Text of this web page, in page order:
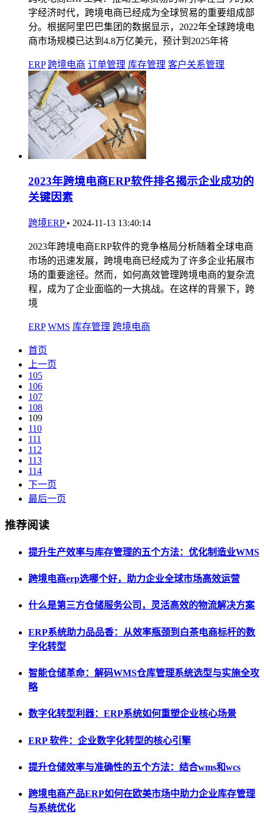
字经济时代，跨境电商已经成为全球贸易的重要组成部
分。根据阿里巴巴集团的数据显示，2022年全球跨境电
商市场规模已达到4.8万亿美元，预计到2025年将
ERP 跨境电商 订单管理 库存管理 客户关系管理
2023年跨境电商ERP软件排名揭示企业成功的
关键因素
跨境ERP • 2024-11-13 13:40:14
2023年跨境电商ERP软件的竞争格局分析随着全球电商
市场的迅速发展，跨境电商已经成为了许多企业拓展市
场的重要途径。然而，如何高效管理跨境电商的复杂流
程，成为了企业面临的一大挑战。在这样的背景下，跨
境
ERP WMS 库存管理 跨境电商
首页
上一页
105
106
107
108
109
110
111
112
113
114
下一页
最后一页
推荐阅读
提升生产效率与库存管理的五个方法：优化制造业WMS
跨境电商erp选哪个好，助力企业全球市场高效运营
什么是第三方仓储服务公司，灵活高效的物流解决方案
ERP系统助力品品香：从效率瓶颈到白茶电商标杆的数
字化转型
智能仓储革命：解码WMS仓库管理系统选型与实施全攻
略
数字化转型利器：ERP系统如何重塑企业核心场景
ERP 软件：企业数字化转型的核心引擎
提升仓储效率与准确性的五个方法：结合wms和wcs
跨境电商产品ERP如何在欧美市场中助力企业库存管理
与系统优化